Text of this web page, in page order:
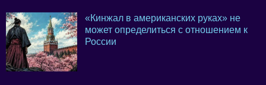
«Кинжал в американских руках» не
может определиться с отношением к
России